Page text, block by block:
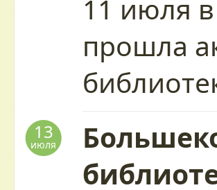
11 июля
прошла
13
июля